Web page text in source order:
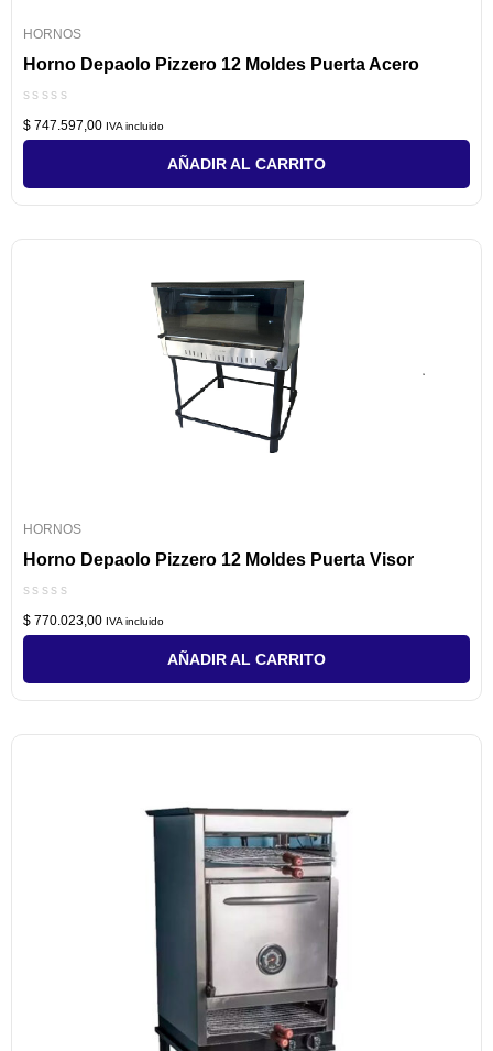
HORNOS
Horno Depaolo Pizzero 12 Moldes Puerta Acero
con
0
$ 747.597,00 IVA incluido
AÑADIR AL CARRITO
HORNOS
Horno Depaolo Pizzero 12 Moldes Puerta Visor
con
0
$ 770.023,00 IVA incluido
AÑADIR AL CARRITO